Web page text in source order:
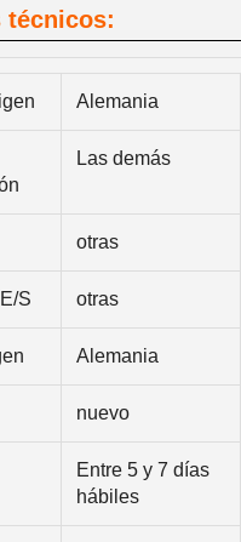
técnicos:
Alemania
Las demás
otras
S otras
Alemania
nuevo
Entre 5 y 7 días
hábiles